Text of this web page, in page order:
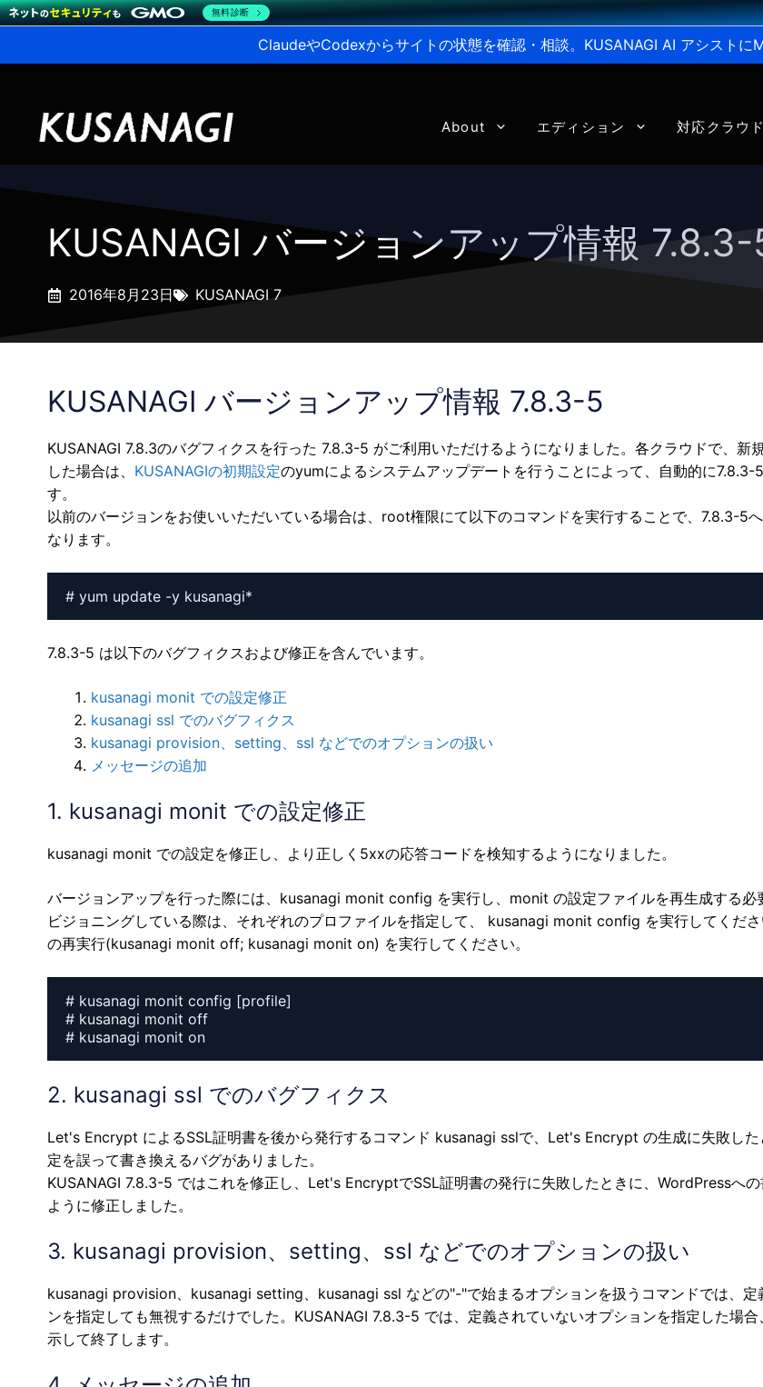
ClaudeやCodexからサイトの状態を確認・相談。KUSANAGI AI アシストに
About エディション 対応クラウド
KUSANAGI バージョンアップ情報 7.8.3-
2016年8月23日 KUSANAGI 7
KUSANAGI バージョンアップ情報 7.8.3-5
KUSANAGI 7.8.3のバグフィクスを行った 7.8.3-5 がご利用いただけるようになりました。各クラウドで、新
した場合は、 KUSANAGIの初期設定のyumによるシステムアップデートを行うことによって、自動的に7.8.3-
す。
以前のバージョンをお使いいただいている場合は、root権限にて以下のコマンドを実行することで、7.8.3-5
なります。
7.8.3-5 は以下のバグフィクスおよび修正を含んでいます。
kusanagi monit での設定修正
kusanagi ssl でのバグフィクス
kusanagi provision、setting、ssl などでのオプションの扱い
メッセージの追加
1. kusanagi monit での設定修正
kusanagi monit での設定を修正し、より正しく5xxの応答コードを検知するようになりました。
バージョンアップを行った際には、kusanagi monit config を実行し、monit の設定ファイルを再生成する必
ビジョニングしている際は、それぞれのプロファイルを指定して、 kusanagi monit config を実行してくだ
の再実行(kusanagi monit off; kusanagi monit on) を実行してください。
# kusanagi monit config [profile]
# kusanagi monit off
# kusanagi monit on
2. kusanagi ssl でのバグフィクス
Let's Encrypt によるSSL証明書を後から発行するコマンド kusanagi sslで、Let's Encrypt の生成に失敗し
定を誤って書き換えるバグがありました。
KUSANAGI 7.8.3-5 ではこれを修正し、Let's EncryptでSSL証明書の発行に失敗したときに、WordPressへ
ように修正しました。
3. kusanagi provision、setting、ssl などでのオプションの扱い
kusanagi provision、kusanagi setting、kusanagi ssl などの"-"で始まるオプションを扱うコマンドでは、定
ンを指定しても無視するだけでした。KUSANAGI 7.8.3-5 では、定義されていないオプションを指定した場
示して終了します。
無料診断